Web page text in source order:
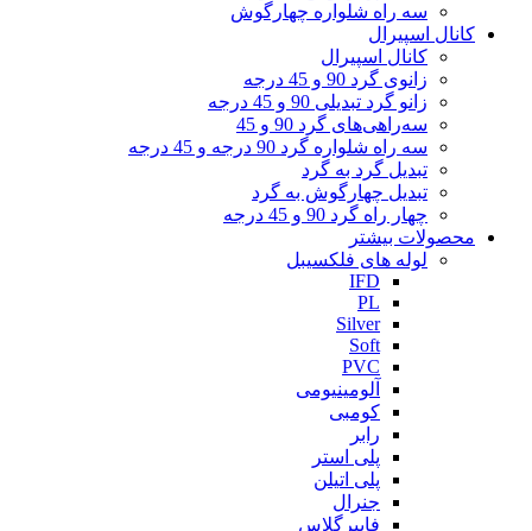
سه راه شلواره چهارگوش
کانال اسپیرال
کانال اسپیرال
زانوی گرد 90 و 45 درجه
زانو گرد تبدیلی 90 و 45 درجه
سه‌راهی‌های گرد 90 و 45
سه راه شلواره گرد 90 درجه و 45 درجه
تبدیل گرد به گرد
تبدیل چهارگوش به گرد
چهار راه گرد 90 و 45 درجه
محصولات بیشتر
لوله های فلکسیبل
IFD
PL
Silver
Soft
PVC
آلومینیومی
کومبی
رابر
پلی استر
پلی اتیلن
جنرال
فایبرگلاس